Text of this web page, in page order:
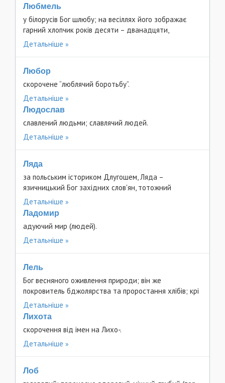
Любмель
у білорусів Бог шлюбу; на весіллях його зображає
гарний хлопчик років десяти – дванадцяти,
Детальніше
Любор
скорочене “люблячий боротьбу”.
Детальніше
Людослав
славлений людьми; славлячий людей.
Детальніше
Ляда
за польським істориком Длугошем, Ляда –
язичницький Бог західних слов'ян, тотожний
Детальніше
Ладомир
адуючий мир (людей).
Детальніше
Лель
Бог весняного оживлення природи; він же
покровитель бджолярства та проростання хлібів; крі
Детальніше
Лихота
скорочення від імен на Лихо-.
Детальніше
Лоб